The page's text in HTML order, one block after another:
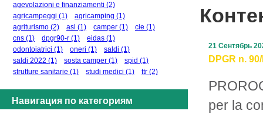
agevolazioni e finanziamenti (2)
agricampeggi (1) agricamping (1)
agriturismo (2) asl (1) camper (1) cie (1)
cns (1) dpgr90-r (1) eidas (1)
odontoiatrici (1) oneri (1) saldi (1)
saldi 2022 (1) sosta camper (1) spid (1)
strutture sanitarie (1) studi medici (1) ttr (2)
Навигация по категориям
DPGR n.
per la
21 Сентябрь